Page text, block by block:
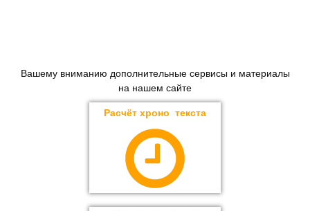
Вашему вниманию дополнительные сервисы и материалы
на нашем сайте
Расчёт хроно текста